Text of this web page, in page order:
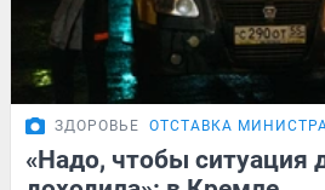
ЗДОРОВЬЕ ОТСТАВКА
«Надо, чтобы ситуация